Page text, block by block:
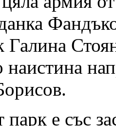
Галина
е със